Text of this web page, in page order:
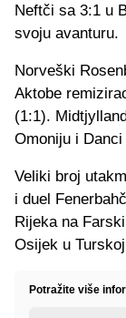
Neftči sa 3:1 u
svoju avanturu.
Norveški
Aktobe
(1:1).
Omoniju i
Veliki broj
i duel
Rijeka na
Osijek u
Potražite više